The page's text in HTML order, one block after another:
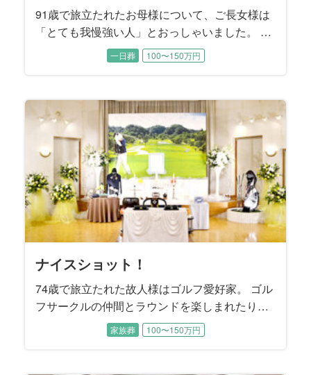
91歳で旅立たれたお母様について、ご長女様は
「とても我慢強い人」とおっしゃいました。 夫
のため、子供のために労をいとわず家庭を守
り、自分のことに時間を使っているのを見たこ
想い入れが深かったという故人様へ、お式では
故郷の趣きをお届けしたいと考えました。
一日葬 100〜150万円
ナイスショット！
74歳で旅立たれた故人様はゴルフ愛好家。 ゴル
フサークルの仲間とラウンドを楽しまれたり、
ゴルフコンペにも数多く参加されました。 プレ
ー後の飲み会ではメンバーと親睦を深められた
家族葬 100〜150万円
93歳の晩年まで元気にお過ごしだった故人様。 ご逝
去される2日前にお子様方がお見舞いに行かれて、そ
れを待ってからお旅立ちになりました。 故人様のご
自宅で行われたお打ち合わせには、ご長男様、ご次
どのようにお見送りするかご兄弟で話し合われまし
た。
一日葬 100〜150万円
94歳で旅立たれた故人様。奇しくも15年前に他界さ
れたご主人様のお誕生日でした。 とにかく明るいご
性格だったという故人様は、ご家族にとって太陽の
ような存在。 ご家庭でもご近所でも故人様を慕って
面倒見の良さは変わることなく、故人様のまわりは
いつも笑顔と笑い声に満ちていたそうです。
一日葬 100〜150万円
お酒をこよなく愛した故人様。 大好物のお寿司をつ
まみながら、ハイボールで晩酌されるのが楽しみで
した。 そのお酒を入院中は一切口にできなかった故
人様のために、ご家族は最後に好きなお酒をいっぱ
様とお孫様たちご家族が想いを一つにして、お父様
と別杯を酌み交わします。
一日葬 50〜100万円
誕生日を迎える直前に若くして急逝された故人様。
穏やかな優しい性格は誰からも愛されていました。
喪主を務めるお母様は、今年4月にご主人様を亡くさ
れたばかり。 長年一緒に暮らしてきた大切なご家族
です。
一日葬 150〜200万円
7年間の闘病の末に75歳で旅立たれた故人様。ご入院
する以前は草野球チームや会社のＯＢ会などに積極
的にご参加されて、仲間の皆さんとの交流を楽しま
れていたそうです。 ご趣味は野球。 ご自分がプレー
ったいうことです。 3人のお子様たちが小さかった
頃、故人様とキャッチボールした思い出をお話くだ
さいました。
一日葬 100〜150万円
大手百貨店のお仕事を長年勤め上げられた故人様。
お嬢様たちが独立された後は、奥様とご一緒に数え
切れないほどご旅行されたそうです。 写真がご趣味
だった故人様。 旅先ではご夫婦の思い出のポートレ
てご鑑賞されていました。
家族葬 200万円以上〜
84歳で旅立たれた故人様は大正琴の師範。 流行歌か
ら邦楽まで多彩な楽曲を演奏して楽しまれていたそ
うです。 3年前にご主人様のお別れをお手伝いさせて
いただいたご縁でご依頼をいただきました。 施主を
で、母はいくつになっても父のことを“ちゃん付け”で
呼んでいました」と教えて下さいました。
家族葬 150〜200万円
若い頃から都会的で社交性にあふれていた故人様。
ご主人様とは銀座の社交ダンスホールで出逢いご結
婚されました。 お元気だった頃はお洒落をしてご長
女様と一緒に都内のホテルを巡り、ランチやティー
一日葬 100〜150万円
ご近所で有名なカミナリ親父として知られていた故
人様。短気であっても曲がったことや弱い者いじめ
が大嫌いな実直なご性格でした。 大の競馬ファンで
あった故人様は、レース予想が的中したときは家族
れていたそうです。
一般葬 200万円以上〜
故人様は3人兄弟のご次男、57歳という若さで旅立た
れました。 お式の打ち合わせには喪主を務めるご長
男様と三男様もご同席いただきました。 ご兄弟の絆
はとても強く、コロナ過で病院の面会できなかった
を伺いました。
一日葬 100〜150万円
88歳で旅立たれた故人様。 ご長女様の障害をきっか
けに、障害のある方たちの居場所をつくるために人
生の大半を費やし、ご自身のことを顧みることはな
かったそうです。 だからこそご家族は、一人でも多
ことのできる、ゆっくりとしたお別れの時間をご希
望になりました。
一般葬 200万円以上〜
書家として数々の作品を発表し、国内はもとより広
く海外でも感動的な書道パフォーマンスを披露され
てきた故人様。 その功績は日本で活躍する美術家を
収録した『美術家名鑑』にも掲載されました。 喪主
道とつくものを鍛錬してきた努力家でした」とお話
くださいました。
一日葬 100〜150万円
ご主人様と夫婦二人三脚で貴金属アクセサリーの装
飾業を50年間に渡って営んでこられた故人様。ご夫
婦仲がとても良くて、職場でも家庭でも四六時中ご
一緒に過ごされたそうです。 その最愛のご主人様は
調を深慮して、ご主人様がお亡くなりになったこと
を最期までお伝えしなかったそうです。 ご長男様
は、「天国で父と再会したら、きっと母は驚くでし
ょうね」と仰いました。
一日葬 150〜200万円
91歳で旅立たれた故人様は、京都生まれの京都育ち
という生粋の京女。 古き良き文化を守ってきた京都
のお寿司屋さんに嫁ぎ、女将として京都一筋で生き
てこられたそうです。 仕事に熱心でしっかり者だっ
た母をしっかり送ってあげたい」とご長女様はおっ
しゃいました。
家族葬 200万円以上〜
82歳で旅立たれた故人様は終活ノートを遺されてい
ました。 ご葬儀のお打ち合わせは、喪主を務める奥
様と『むすびすクラブ』にご入会いただいているご
長女様が終活ノートのご遺志に沿ったかたちで進め
トには、ご家族も知らなかった故人様の想いやこだ
わりが記載されていました。
一日葬 50〜100万円
百寿を超える102歳という長く尊い生涯に幕を閉じら
れた故人様。 喪主を務めるご長男様をはじめとする
三人のお子様たちは、激動の時代を生き抜いてこら
れたお母様を、お身内のみで穏やかに送り出してあ
一日葬 150〜200万円
毎朝、ご自宅のベランダから荒川の風景を眺めるの
がお好きだったという奥様。喪主を務めるご主人様
も奥様と一緒に四季折々の草花を眺めていらしたそ
うです。 お子様のいないご夫婦にとって植物は子供
育てるが難しい植物であっても、丹精込めて世話す
ることで美しい花を咲かせました。
一日葬 100〜150万円
故人様のご趣味はバレーボール。地元のママさんバ
レーボールクラブに所属し、20年近くバレーボール
に打ち込んでいらっしゃいました。 練習や試合を通
じて世代を超えたご友人も多く、お元気だった頃に
たそうです。
一日葬 150〜200万円
故人様は10年間の闘病の末に66歳で旅立たれまし
た。 多趣味で活動的、好奇心旺盛な故人様は、病臥
する以前は梨づくりも手がけられていたそうです。
ご長男様は、「搬送で病院を出発した朝方、綺麗な
るい世界に父は往くのだと思いました」とおっしゃ
いました。
一日葬 150〜200万円
この度お手伝いさせていただいたのは、大正、昭
和、平成、令和の時代を体験して99歳でお旅立にな
った故人様です。 一世紀近くをご家族のために懸命
に生き抜いてこられた御曾祖母様を送るために、お
一日葬 100〜150万円
転勤の多いお仕事をされていた故人様。 それでも単
身赴任という形は決してとらず、常に家族一緒とい
うスタイルをつらぬかれたそうです。 ご趣味の釣り
でよく出かけられたスポットは、故人様の故郷でも
ックに家族の時間を過ごしていただくご葬儀を提案
させていただきました。
家族葬 100〜150万円
ミュージシャンとして国内外で活動された故人様。
いくつものバンドに所属して、ロックやJazzなど幅
広いジャンルで抜群のギターテクニックを披露して
きました。 この度はそんな輝く姿をもう一度感じて
一般葬 100〜150万円
ほんの1ヵ月前までお元気に過ごされていた故人様。
ご本人もご家族も予期せぬご逝去でした。 経営者と
して人生を謳歌された故人様は、野球、麻雀、スキ
ー、ゴルフ、旅行など若かりし頃から好奇心旺盛で
一日葬 200万円以上〜
建築士として長年働き続けてきた故人様。 お酒も煙
草もギャンブルも嗜まれなかった故人様のご趣味は
クルマ。 スバル360にはじまり、ブルーバード、ハ
コスカ、ケンメリのスカイライン、フェアレディZ、
を乗り継いでこられたカーマニアでした。
一日葬 100〜150万円
ご病気で急逝された故人様。 ご家族様の悲しみはと
ても深いご様子でした。 この度は故人様が魂となっ
た後、還られる場所はどこか。 ご家族様と一緒に考
え、その場所へ向かえるようなご葬儀となるように
家族葬 100〜150万円
社交的で明るいお人柄で誰からも愛された故人様。
趣味は社交ダンス、足を悪くされてから始めた水泳
もみるみる上達されたそうです。 晩年、よくお聴き
になっていた音楽は演歌……ではなく、ソウル界の
ク・サウンドでした。
一日葬 50〜100万円
故人様のご趣味は旅行と草花。ご夫婦で日本全国を
めぐり、中でも京都には何度も訪れて四季折々の景
色を楽しまれたそうです。 自宅のお庭の手入れを欠
かさず、ご長男様からプレゼントされたクレマチス
家族葬 100〜150万円
90歳で旅立たれた故人様。 8年前にご主人様のお別
れをお手伝いさせていただいたご縁で、この度もむ
すびすにご依頼をいただきました。 お母様とお父様
はお子様方から見ても仲の良いご夫婦だったそうで
ご姉弟様はそう望まれました。
家族葬 50〜100万円
ご自宅でのガーデニングがご趣味だった故人様。 シ
ンプルながらも思いの詰まったご葬儀になるようお
手伝いさせていただきました。
一日葬 50〜100万円
78歳で旅立たれた故人様の生まれ故郷は北海道美瑛
町。大雪山連峰をのぞむ雄大で緑豊かな地として知
られる美瑛町は、多くの日本映画のロケ地にもなっ
ています。 お母様を亡くされたご姉妹は、「もう一
っしゃいました。
一日葬 100〜150万円
お母様は快活で美意識の高い方でした。 入院中もし
っかりメイクされて、すっぴんを見せることはほぼ
無かったそうです。 ご葬儀の打ち合わせから当日の
運営、ご葬儀後の諸手続きは三人のお嬢様が話し合
一日葬 50〜100万円
故人様は奥様とご結婚された当時から、「会社を55
歳で辞めて後の人生は楽しく暮らす」とおっしゃっ
ていたそうです。 その言葉どおり大手精密機器メー
カーを55歳で早期退職されてから82歳でご逝去され
たって交流し、楽しく充実した日々を過ごされまし
た。
一日葬 50〜100万円
晩年、人生のほとんどを過ごされた関西を離れ、東
京のご長女様のご家族と一緒にお暮しになられた故
人様。 祭壇を飾るメモリアルスクリーンには、しっ
かりと送り出してあげたいというご家族様の想いを
お写真を中心に、お人柄の偲ばれるスナップを散り
ばめました。
一日葬 50〜100万円
施設でご逝去された故人様。 ご家族とは最近、コロ
ナ禍でお会いできていませんでしたが、ご家族との
お時間を一番に大切に過ごされてきた方でした。 こ
の度はご家族で楽しまれたお時間を振り返るご葬儀
一日葬 100〜150万円
むすびすでご両親のご葬儀をお手伝いさせていただ
いたご縁のある故人様。 あまりにも突然のご逝去で
した。 喪主は一人息子のご長男様、施主は奥様が務
められました。また、故人様のお姉様もリモートで
ーをして下さいました。
一般葬 150〜200万円
最愛の奥様を亡くされたご主人様の悲しみは深く、
お打ち合わせの席でもご葬儀と向き合うことが本当
におつらいご様子でした。 そんなご主人様から奥様
への強い想いが垣間見えたのは、「家族だけの葬儀
家族葬 100〜150万円
ご逝去の前日に70歳のお誕生日を迎えられた故人
様。の宝物はご家族でした。 総合流通グループにお
勤めでいらした喪主様は転勤も多く、故人様はご家
族そろって全国をめぐりました。 ３人のお孫様にも
ご家族が一番の宝物でした。
一日葬 100〜150万円
大好きな桜の開花を前に83歳で旅立たれた故人様。
そのことで逆に「桜の時期を迎えるたび、きっと母
のことを思い出すでしょう」とお二人の娘様はおっ
しゃいました。桜の季節を迎えるたびに、大好きな
した。
一日葬 100〜150万円